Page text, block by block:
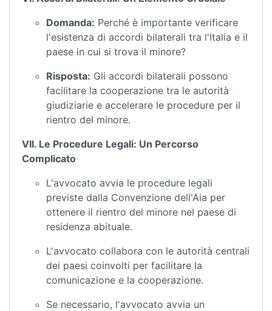
Domanda: Perché è importante verificare
l'esistenza di accordi bilaterali tra l'Italia e il
paese in cui si trova il minore?
Risposta: Gli accordi bilaterali possono
facilitare la cooperazione tra le autorità
giudiziarie e accelerare le procedure per il
rientro del minore.
VII. Le Procedure Legali: Un Percorso
Complicato
L'avvocato avvia le procedure legali
previste dalla Convenzione dell'Aia per
ottenere il rientro del minore nel paese di
residenza abituale.
L'avvocato collabora con le autorità centrali
dei paesi coinvolti per facilitare la
comunicazione e la cooperazione.
Se necessario, l'avvocato avvia un